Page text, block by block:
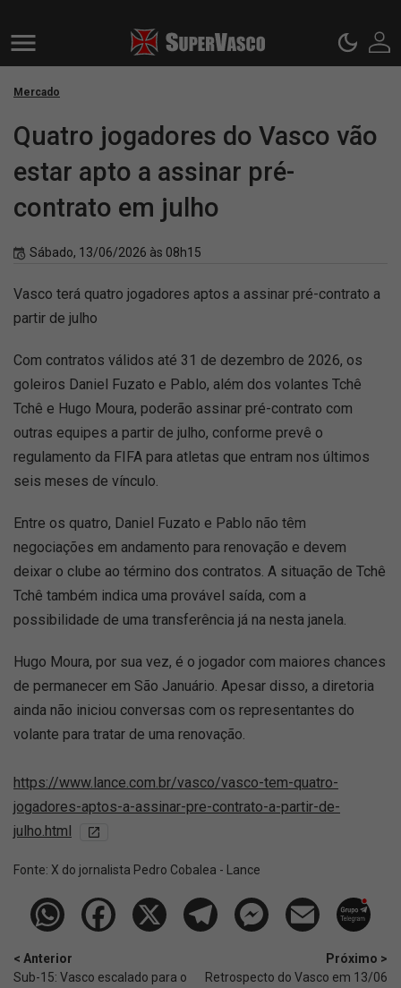
Mercado
Quatro jogadores do Vasco vão
estar apto a assinar pré-
contrato em julho
Sábado, 13/06/2026 às 08h15
Vasco terá quatro jogadores aptos a assinar pré-contrato a
partir de julho
Com contratos válidos até 31 de dezembro de 2026, os
goleiros Daniel Fuzato e Pablo, além dos volantes Tchê
Tchê e Hugo Moura, poderão assinar pré-contrato com
outras equipes a partir de julho, conforme prevê o
regulamento da FIFA para atletas que entram nos últimos
seis meses de vínculo.
Entre os quatro, Daniel Fuzato e Pablo não têm
negociações em andamento para renovação e devem
deixar o clube ao término dos contratos. A situação de Tchê
Tchê também indica uma provável saída, com a
possibilidade de uma transferência já na nesta janela.
Hugo Moura, por sua vez, é o jogador com maiores chances
de permanecer em São Januário. Apesar disso, a diretoria
ainda não iniciou conversas com os representantes do
volante para tratar de uma renovação.
https://www.lance.com.br/vasco/vasco-tem-quatro-
jogadores-aptos-a-assinar-pre-contrato-a-partir-de-
julho.html​​​​​​​
Fonte: X do jornalista Pedro Cobalea - Lance
< Anterior
Sub-15: Vasco escalado para o
Próximo >
Retrospecto do Vasco em 13/06